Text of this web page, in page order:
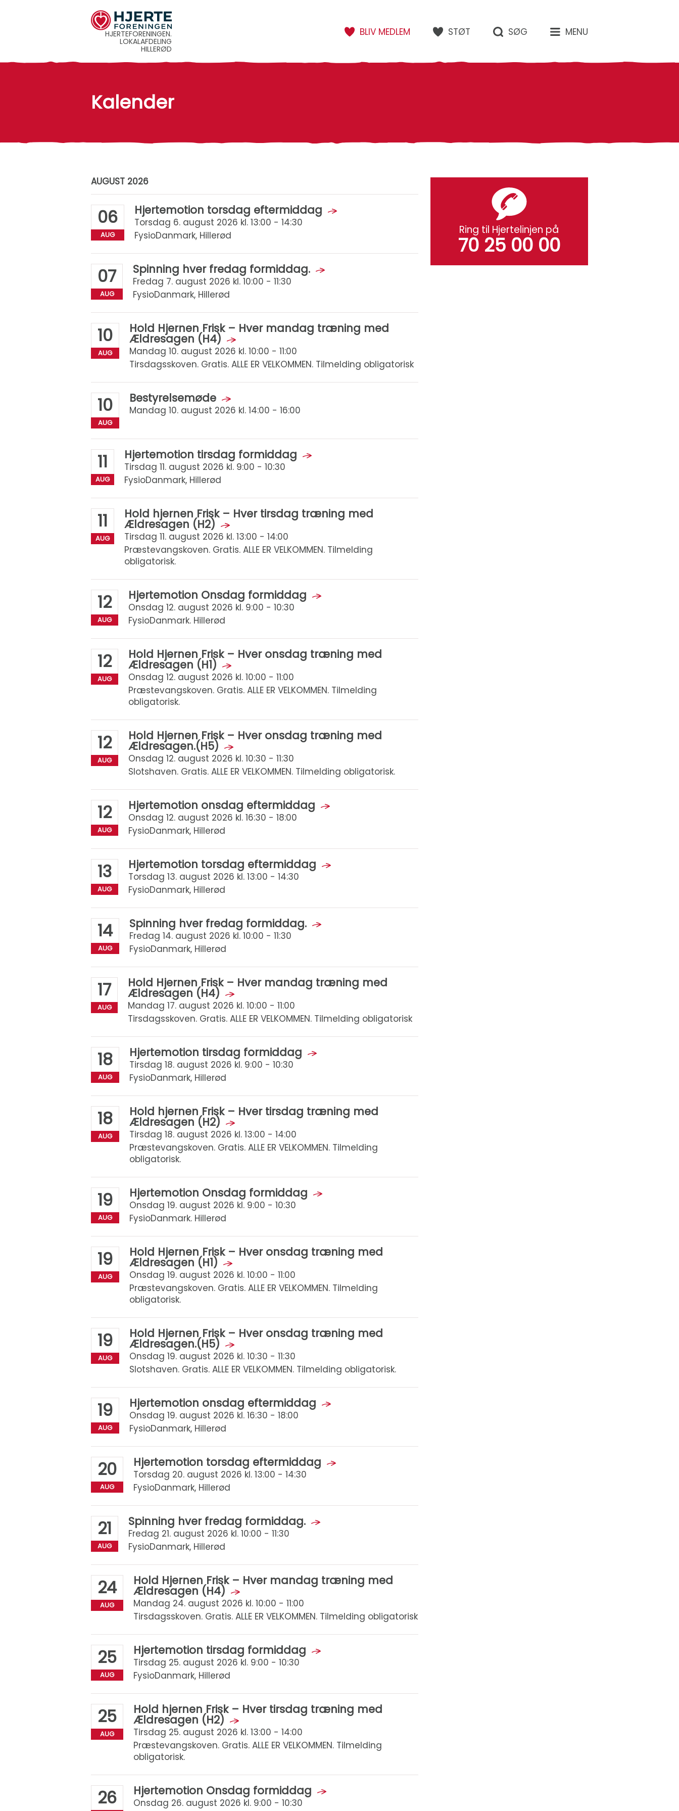
HJERTEFORENINGEN.
LOKALAFDELING
HILLERØD
BLIV MEDLEM STØT SØG MENU
Kalender
AUGUST 2026
06
AUG
Hjertemotion torsdag eftermiddag
Torsdag 6. august 2026 kl. 13:00 - 14:30
FysioDanmark, Hillerød
07
AUG
Spinning hver fredag formiddag.
Fredag 7. august 2026 kl. 10:00 - 11:30
FysioDanmark, Hillerød
10
AUG
Hold Hjernen Frisk – Hver mandag træning med
Ældresagen (H4)
Mandag 10. august 2026 kl. 10:00 - 11:00
Tirsdagsskoven. Gratis. ALLE ER VELKOMMEN. Tilmelding obligatorisk
10
AUG
Bestyrelsemøde
Mandag 10. august 2026 kl. 14:00 - 16:00
11
AUG
Hjertemotion tirsdag formiddag
Tirsdag 11. august 2026 kl. 9:00 - 10:30
FysioDanmark, Hillerød
11
AUG
Hold hjernen Frisk – Hver tirsdag træning med
Ældresagen (H2)
Tirsdag 11. august 2026 kl. 13:00 - 14:00
Præstevangskoven. Gratis. ALLE ER VELKOMMEN. Tilmelding
obligatorisk.
12
AUG
Hjertemotion Onsdag formiddag
Onsdag 12. august 2026 kl. 9:00 - 10:30
FysioDanmark. Hillerød
12
AUG
Hold Hjernen Frisk – Hver onsdag træning med
Ældresagen (H1)
Onsdag 12. august 2026 kl. 10:00 - 11:00
Præstevangskoven. Gratis. ALLE ER VELKOMMEN. Tilmelding
obligatorisk.
12
AUG
Hold Hjernen Frisk – Hver onsdag træning med
Ældresagen.(H5)
Onsdag 12. august 2026 kl. 10:30 - 11:30
Slotshaven. Gratis. ALLE ER VELKOMMEN. Tilmelding obligatorisk.
12
AUG
Hjertemotion onsdag eftermiddag
Onsdag 12. august 2026 kl. 16:30 - 18:00
FysioDanmark, Hillerød
13
AUG
Hjertemotion torsdag eftermiddag
Torsdag 13. august 2026 kl. 13:00 - 14:30
FysioDanmark, Hillerød
14
AUG
Spinning hver fredag formiddag.
Fredag 14. august 2026 kl. 10:00 - 11:30
FysioDanmark, Hillerød
17
AUG
Hold Hjernen Frisk – Hver mandag træning med
Ældresagen (H4)
Mandag 17. august 2026 kl. 10:00 - 11:00
Tirsdagsskoven. Gratis. ALLE ER VELKOMMEN. Tilmelding obligatorisk
18
AUG
Hjertemotion tirsdag formiddag
Tirsdag 18. august 2026 kl. 9:00 - 10:30
FysioDanmark, Hillerød
18
AUG
Hold hjernen Frisk – Hver tirsdag træning med
Ældresagen (H2)
Tirsdag 18. august 2026 kl. 13:00 - 14:00
Præstevangskoven. Gratis. ALLE ER VELKOMMEN. Tilmelding
obligatorisk.
19
AUG
Hjertemotion Onsdag formiddag
Onsdag 19. august 2026 kl. 9:00 - 10:30
FysioDanmark. Hillerød
19
AUG
Hold Hjernen Frisk – Hver onsdag træning med
Ældresagen (H1)
Onsdag 19. august 2026 kl. 10:00 - 11:00
Præstevangskoven. Gratis. ALLE ER VELKOMMEN. Tilmelding
obligatorisk.
19
AUG
Hold Hjernen Frisk – Hver onsdag træning med
Ældresagen.(H5)
Onsdag 19. august 2026 kl. 10:30 - 11:30
Slotshaven. Gratis. ALLE ER VELKOMMEN. Tilmelding obligatorisk.
19
AUG
Hjertemotion onsdag eftermiddag
Onsdag 19. august 2026 kl. 16:30 - 18:00
FysioDanmark, Hillerød
20
AUG
Hjertemotion torsdag eftermiddag
Torsdag 20. august 2026 kl. 13:00 - 14:30
FysioDanmark, Hillerød
21
AUG
Spinning hver fredag formiddag.
Fredag 21. august 2026 kl. 10:00 - 11:30
FysioDanmark, Hillerød
24
AUG
Hold Hjernen Frisk – Hver mandag træning med
Ældresagen (H4)
Mandag 24. august 2026 kl. 10:00 - 11:00
Tirsdagsskoven. Gratis. ALLE ER VELKOMMEN. Tilmelding obligatorisk
25
AUG
Hjertemotion tirsdag formiddag
Tirsdag 25. august 2026 kl. 9:00 - 10:30
FysioDanmark, Hillerød
25
AUG
Hold hjernen Frisk – Hver tirsdag træning med
Ældresagen (H2)
Tirsdag 25. august 2026 kl. 13:00 - 14:00
Præstevangskoven. Gratis. ALLE ER VELKOMMEN. Tilmelding
obligatorisk.
26 Hjertemotion Onsdag formiddag
Onsdag 26. august 2026 kl. 9:00 - 10:30
Ring til Hjertelinjen på
70 25 00 00